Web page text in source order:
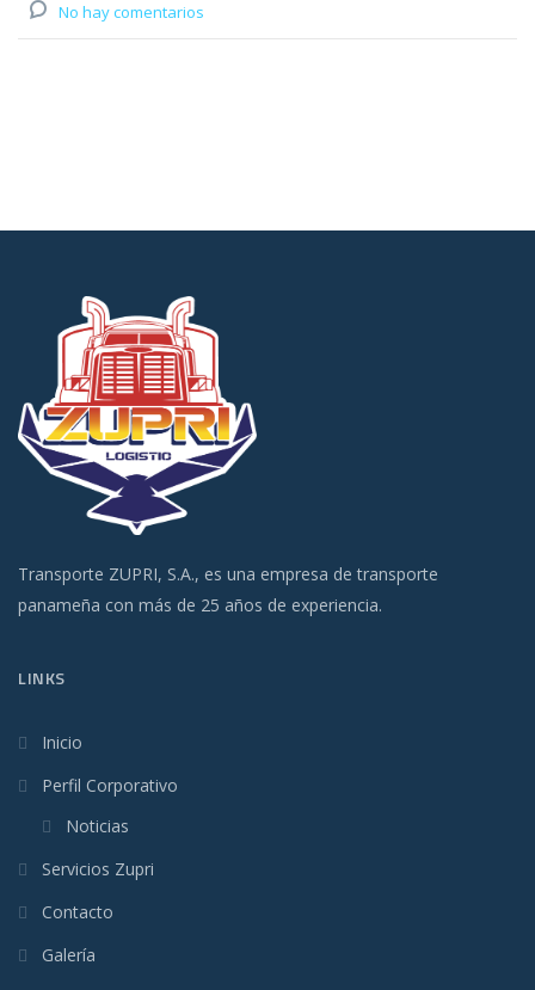
No hay comentarios
Transporte ZUPRI, S.A., es una empresa de transporte
panameña con más de 25 años de experiencia.
LINKS
Inicio
Perfil Corporativo
Noticias
Servicios Zupri
Contacto
Galería